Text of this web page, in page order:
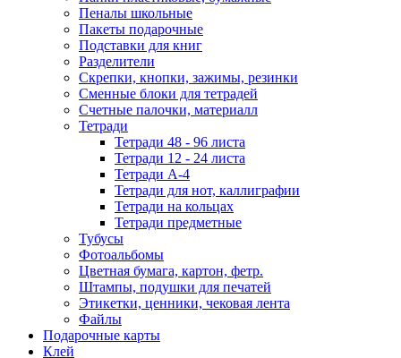
Пеналы школьные
Пакеты подарочные
Подставки для книг
Разделители
Скрепки, кнопки, зажимы, резинки
Сменные блоки для тетрадей
Счетные палочки, материалл
Тетради
Тетради 48 - 96 листа
Тетради 12 - 24 листа
Тетради А-4
Тетради для нот, каллиграфии
Тетради на кольцах
Тетради предметные
Тубусы
Фотоальбомы
Цветная бумага, картон, фетр.
Штампы, подушки для печатей
Этикетки, ценники, чековая лента
Файлы
Подарочные карты
Клей